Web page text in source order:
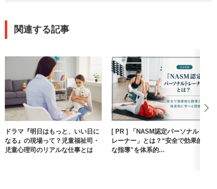
関連する記事
ドラマ『明日はもっと、いい日に
なる』の現場って？児童福祉司・
児童心理司のリアルな仕事とは
[ PR ] 「NASM認定パーソナルト
レーナー」とは？“安全で効果的
な指導”を体系的...